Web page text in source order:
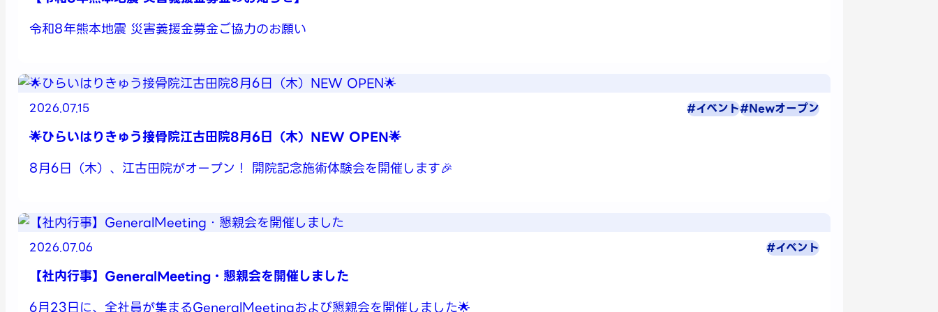
令和8年熊本地震 災害義援金募金ご協力のお願い
2026.07.15 #イベント#Newオープン
🌟ひらいはりきゅう接骨院江古田院8月6日（木）NEW OPEN🌟
8月6日（木）、江古田院がオープン！ 開院記念施術体験会を開催します🎉
2026.07.06 #イベント
【社内行事】GeneralMeeting・懇親会を開催しました
6月23日に、全社員が集まるGeneralMeetingおよび懇親会を開催しました🌟